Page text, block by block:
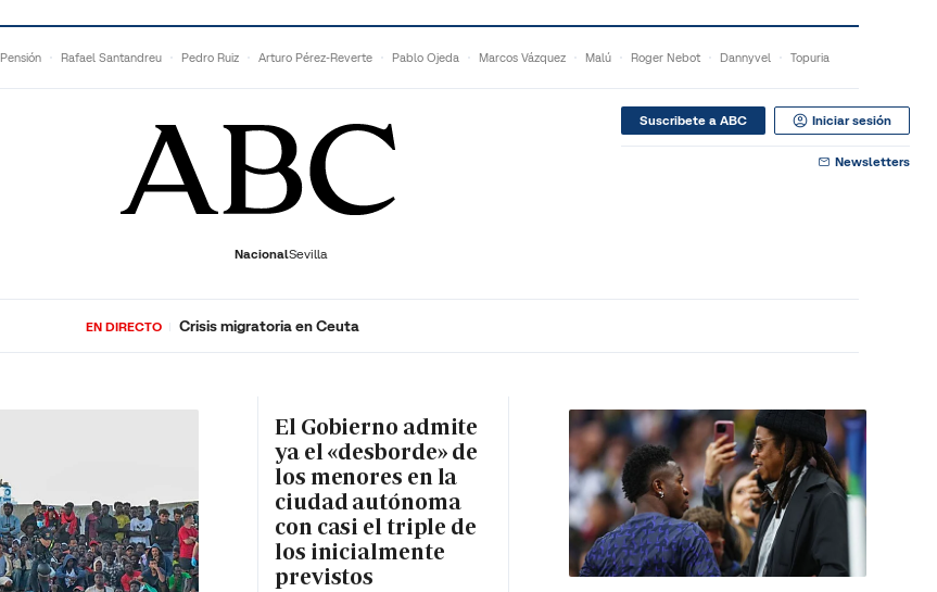
Pensión Rafael Santandreu Pedro Ruiz Arturo Pérez-Reverte Pablo Ojeda Marcos Vázquez Malú Roger Nebot Dannyvel Topuria
NacionalSevilla
Suscribete a ABC Iniciar sesión
Newsletters
ECONOMÍADEPORTES SOCIEDADCULTURAGENTEPLAY
EN DIRECTO Crisis migratoria en Ceuta
El Gobierno admite
ya el «desborde» de
los menores en la
ciudad autónoma
con casi el triple de
los inicialmente
previstos